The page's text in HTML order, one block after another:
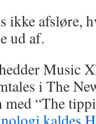
afsløre,
ud af.
Music
i The
“The
kaldes